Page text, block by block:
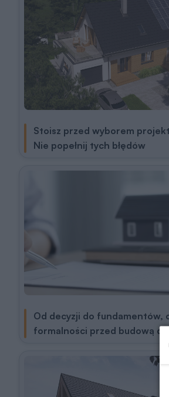
Stoisz przed wyborem
Nie popełnij tych błędów
Od decyzji do fundamentów,
formalności przed budową